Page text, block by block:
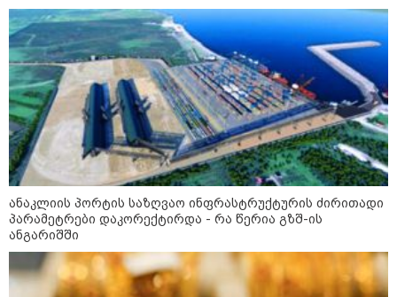
12:46 / 07-08-2026
ოკუპირებულ აფხაზეთში საწვავის
დეფიციტია, კილომეტრიანი რიგები და
ანაკლიის პორტის საზღვაო ინფრასტრუქტურის ძირითადი
პარამეტრები დაკორექტირდა - რა წერია გზშ-ის
ანგარიშში